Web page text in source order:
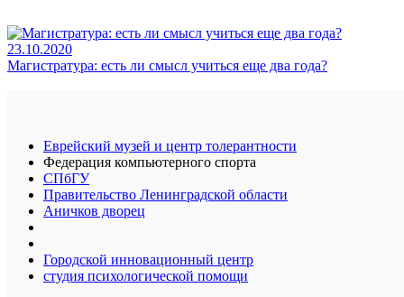
23.10.2020
Магистратура: есть ли смысл учиться еще два года?
Еврейский музей и центр толерантности
Федерация компьютерного спорта
СПбГУ
Правительство Ленинградской области
Аничков дворец
Городской инновационный центр
студия психологической помощи